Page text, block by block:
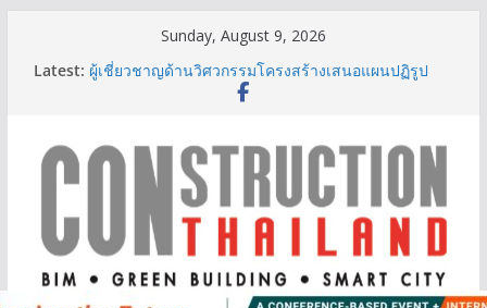
Sunday, August 9, 2026
Latest: ผู้เชี่ยวชาญด้านวิศวกรรมโครงสร้างเสนอแผนปฏิรูป
มาตรฐานตั้งแต่การออกแบบถึงการตรวจสอบอาคารไทย
เติบโต 377% ชี้ดีมานด์ภูเก็ตยังแกร่ง
BCT Expo 2026 ชูแนวคิด “Empowering Net Zero in
Construction & Mining” ขับเคลื่อนอุตสาหกรรม
ก่อสร้างและเหมืองแร่สู่สังคมคาร์บอนต่ำอย่างยั่งยืน
ลลิล พร็อพเพอร์ตี้ ก้าวสู่ปีที่ 40 ยึดลูกค้าเป็นศูนย์กลาง
IHG Hotels & Resorts เปิดตัว ฮอลิเดย์ อินน์ เอ็กซ์เพรส